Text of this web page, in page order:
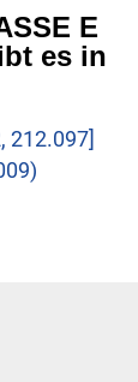
E
es in
212.097]